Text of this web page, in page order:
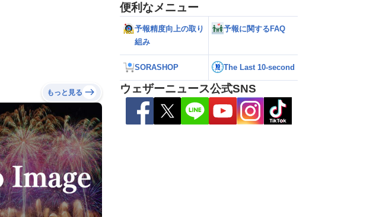
もっと見る
便利なメニュー
予報精度向上の取り
組み
予報に関するFAQ
SORASHOP The Last 10-second
ウェザーニュース公式SNS